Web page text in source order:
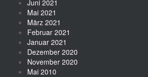
Juni 2021
Mai 2021
März 2021
Februar 2021
Januar 2021
Dezember 2020
November 2020
Mai 2010